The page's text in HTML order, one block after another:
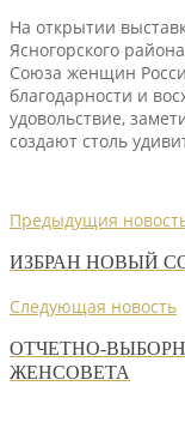
На открытии
Ясногорского
Союза женщин
благодарности и
удовольствие,
создают столь
Предыдущия
ИЗБРАН НОВЫЙ
Следующая новость
ОТЧЕТНО-
ЖЕНСОВЕТА